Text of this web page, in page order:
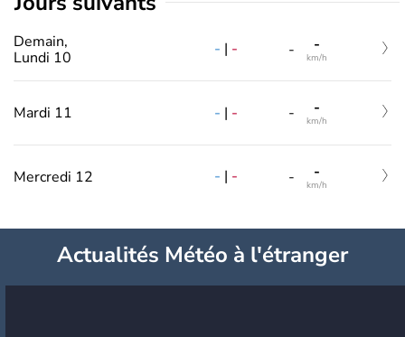
Demain,
Lundi 10
- | - - -
km/h
Mardi 11 - | - - -
km/h
Mercredi 12 - | - - -
km/h
Actualités Météo à l'étranger